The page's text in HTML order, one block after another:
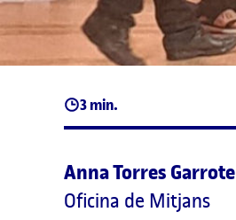
3 min.
Anna Torres Garrote
Oficina de Mitjans